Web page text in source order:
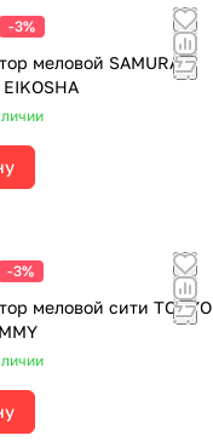
-3%
меловой SAMURAI
-3%
меловой сити TOKYO